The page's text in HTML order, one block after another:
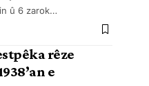
û 6 zarok…
rêze
e